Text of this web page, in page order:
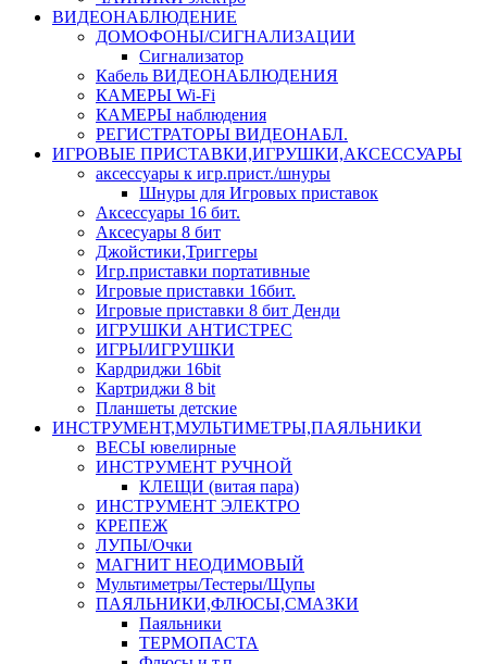
ВИДЕОНАБЛЮДЕНИЕ
ДОМОФОНЫ/СИГНАЛИЗАЦИИ
Сигнализатор
Кабель ВИДЕОНАБЛЮДЕНИЯ
КАМЕРЫ Wi-Fi
КАМЕРЫ наблюдения
РЕГИСТРАТОРЫ ВИДЕОНАБЛ.
ИГРОВЫЕ ПРИСТАВКИ,ИГРУШКИ,АКСЕССУАРЫ
аксесcуары к игр.прист./шнуры
Шнуры для Игровых приставок
Аксессуары 16 бит.
Аксесуары 8 бит
Джойстики,Триггеры
Игр.приставки портативные
Игровые приставки 16бит.
Игровые приставки 8 бит Денди
ИГРУШКИ АНТИСТРЕС
ИГРЫ/ИГРУШКИ
Кардриджи 16bit
Картриджи 8 bit
Планшеты детские
ИНСТРУМЕНТ,МУЛЬТИМЕТРЫ,ПАЯЛЬНИКИ
ВЕСЫ ювелирные
ИНСТРУМЕНТ РУЧНОЙ
КЛЕЩИ (витая пара)
ИНСТРУМЕНТ ЭЛЕКТРО
КРЕПЕЖ
ЛУПЫ/Очки
МАГНИТ НЕОДИМОВЫЙ
Мультиметры/Тестеры/Щупы
ПАЯЛЬНИКИ,ФЛЮСЫ,СМАЗКИ
Паяльники
ТЕРМОПАСТА